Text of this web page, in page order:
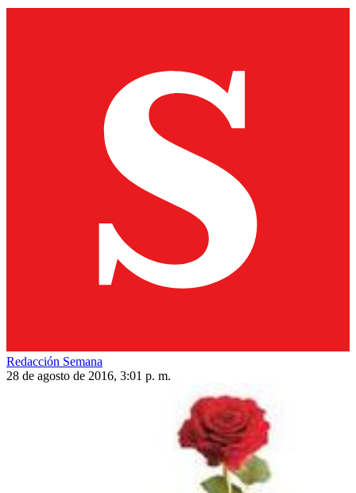
Redacción Semana
28 de agosto de 2016, 3:01 p. m.